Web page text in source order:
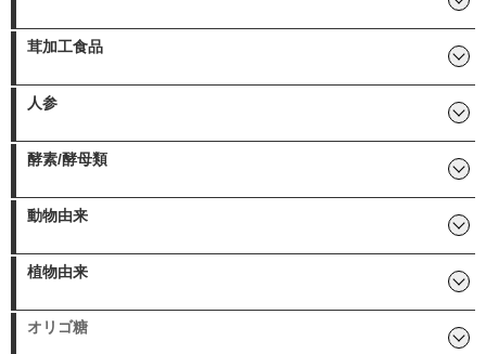
ス
CPL環状重合乳酸
茸加工食品
AHCC イムノエース LEM椎菌
ハタケシメジ メシマピュア
マイタケ加工食品 霊芝
アガリクス
人参
高麗人参（根） 高麗人参（果実）
田七人参/雲南田七
酵素/酵母類
パン酵母「イミュトール」
酵素ドリンク
動物由来
牡蠣肉エキス キトサン
DPA）含有食品
非変性Ⅱ型コラーゲン/UC-Ⅱ
プロテオグリカン アワビエキス「鮑の輝」
プラズマローゲン
植物由来
月見草油「エポグラン」 垂盆草エキス「肝宝垂盆草」
イムノアシストＤ-12 キャッツクロー
ナットウキナーゼ「NKCP」 マコモ
五葉松種子エキス 梅肉エキス
サラシア タヒボ
紫イペ ノニ
じゃばら ウコン
オリゴ糖